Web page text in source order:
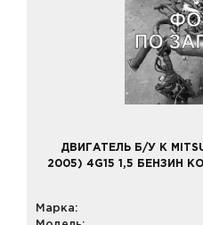
ДВИГАТЕЛЬ Б/У К
2005) 4G15 1,5 БЕНЗИН
Марка: